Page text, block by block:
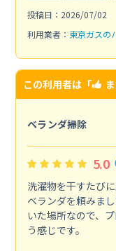
投稿日：2026/07/02
利用業者： 東京ガスの
この利用者は「
ベランダ掃除
5.0
洗濯物を干すたび
ベランダを頼みま
いた場所なので、
う感じです。